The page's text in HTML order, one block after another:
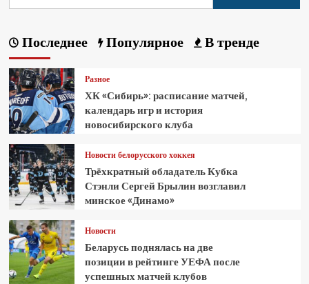
Последнее Популярное В тренде
Разное
ХК «Сибирь»: расписание матчей,
календарь игр и история
новосибирского клуба
Новости белорусского хоккея
Трёхкратный обладатель Кубка
Стэнли Сергей Брылин возглавил
минское «Динамо»
Новости
Беларусь поднялась на две
позиции в рейтинге УЕФА после
успешных матчей клубов